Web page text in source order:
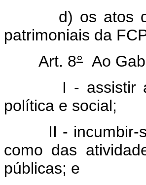
d) os atos que
patrimoniais da
Art. 8° Ao
I - assistir ao
política e social;
II - incumbir-se
como das
públicas; e